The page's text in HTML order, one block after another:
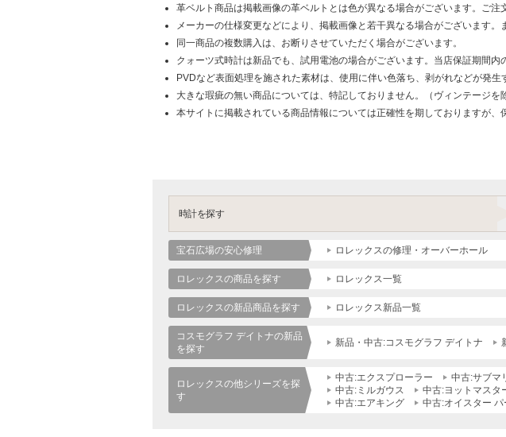
革ベルト商品は掲載画像の革ベルトとは色が異なる場合がございます。ご注
メーカーの仕様変更などにより、掲載画像と若干異なる場合がございます
同一商品の複数購入は、お断りさせていただく場合がございます。
クォーツ式時計は新品でも、試用電池の場合がございます。当店保証期間内
PVDなど表面処理を施された素材は、使用に伴い色落ち、剥がれなどが発
大きな瑕疵の無い商品については、特記しておりません。（ヴィンテージを
本サイトに掲載されている商品情報については正確性を期しておりますが、
時計を探す
宝石広場の安心修理 ロレックスの修理・オーバーホール
ロレックスの商品を探す ロレックス一覧
ロレックスの新品商品を探す ロレックス新品一覧
コスモグラフ デイトナの新品
を探す
新品・中古:コスモグラフ デイトナ
ロレックスの他シリーズを探
す
中古:エクスプローラー 中古:サブマ
中古:ミルガウス
中古:ヨットマスタ
中古:エアキング
中古:オイスター